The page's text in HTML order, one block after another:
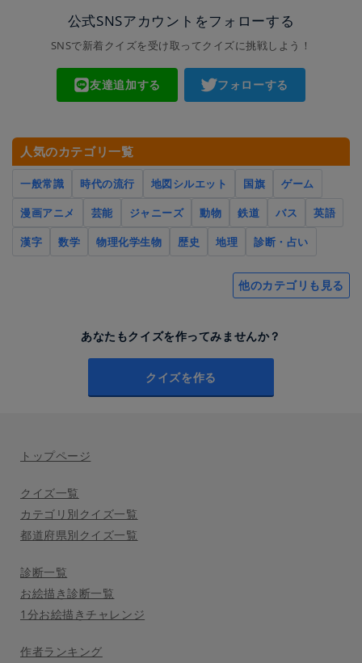
公式SNSアカウントをフォローする
SNSで新着クイズを受け取ってクイズに挑戦しよう！
友達追加する フォローする
人気のカテゴリ一覧
一般常識 時代の流行 地図シルエット 国旗
ゲーム
漫画アニメ
芸能 ジャニーズ 動物 鉄道 バス
英語
漢字
数学 物理化学生物 歴史 地理 診断・占い
他のカテゴリも見る
あなたもクイズを作ってみませんか？
クイズを作る
トップページ
クイズ一覧
カテゴリ別クイズ一覧
都道府県別クイズ一覧
診断一覧
お絵描き診断一覧
1分お絵描きチャレンジ
作者ランキング